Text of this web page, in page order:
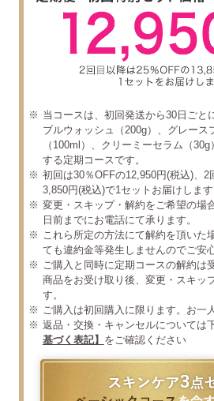
当コースは、初回発送から30日ごと
ブルウォッシュ（200g）、グレース
（100ml）、クリーミーセラム（
する定期コースです。
初回は30％OFFの12,950円(税込)、2
3,850円(税込)で1セットお届けします
変更・スキップ・解約をご希望の場
日前までにお電話にて承ります。
これら所定の方法にて解約を頂いた
ても違約金等発生しませんのでご安
ご購入と同時に定期コースの解約は
商品をお受け取り後、変更・スキッ
す。
ご購入は初回購入に限ります。お一
返品・交換・キャンセルについては
基づく表記】 をご確認ください